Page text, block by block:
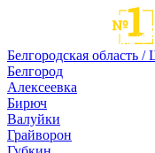
Белгородская область
Белгород
Алексеевка
Бирюч
Валуйки
Грайворон